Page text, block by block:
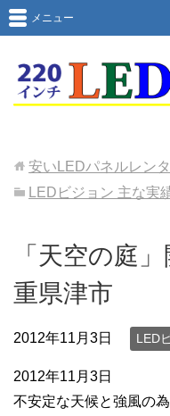
メニュー
安いLEDパネルレン
LEDビジョン 主な実
「天空の庭
重県津市
2012年11月3日 LED
2012年11月3日
不安定な天候と強風の